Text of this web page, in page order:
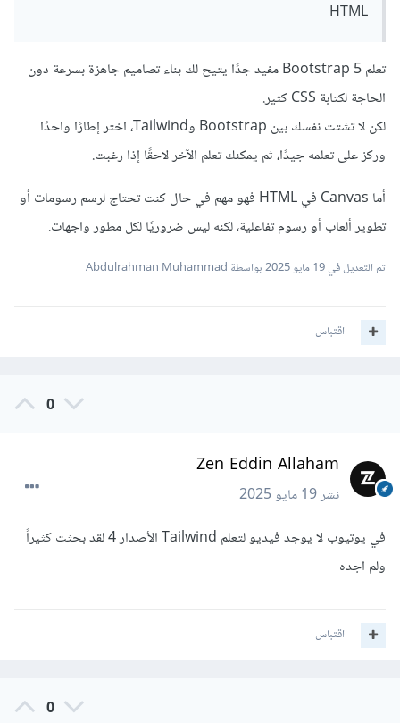
HTML
تعلم Bootstrap 5 مفيد جدًا يتيح لك بناء تصاميم جاهزة بسرعة دون
الحاجة لكتابة CSS كثير.
لكن لا تشتت نفسك بين Bootstrap وTailwind، اختر إطارًا واحدًا
وركز على تعلمه جيدًا، ثم يمكنك تعلم الآخر لاحقًا إذا رغبت.
أما Canvas في HTML فهو مهم في حال كنت تحتاج لرسم رسومات أو
تطوير ألعاب أو رسوم تفاعلية، لكنه ليس ضروريًا لكل مطور واجهات.
تم التعديل في19 مايو 2025 بواسطة Abdulrahman Muhammad
اقتباس
0
Zen Eddin Allaham
نشر19 مايو 2025
في يوتيوب لا يوجد فيديو لتعلم Tailwind الأصدار 4 لقد بحثت كثيراً
ولم اجده
اقتباس
0